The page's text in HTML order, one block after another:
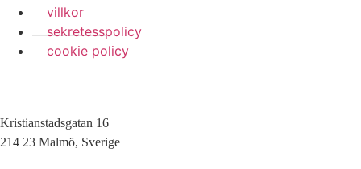
villkor
sekretesspolicy
cookie policy
Kristianstadsgatan 16
214 23 Malmö, Sverige